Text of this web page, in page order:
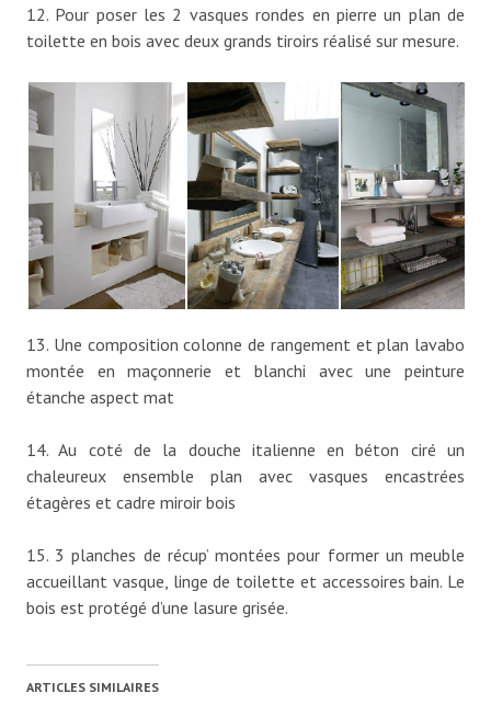
12. Pour poser les 2 vasques rondes en pierre un plan de
toilette en bois avec deux grands tiroirs réalisé sur mesure.
13. Une composition colonne de rangement et plan lavabo
montée en maçonnerie et blanchi avec une peinture
étanche aspect mat
14. Au coté de la douche italienne en béton ciré un
chaleureux ensemble plan avec vasques encastrées
étagères et cadre miroir bois
15. 3 planches de récup’ montées pour former un meuble
accueillant vasque, linge de toilette et accessoires bain. Le
bois est protégé d’une lasure grisée.
ARTICLES SIMILAIRES